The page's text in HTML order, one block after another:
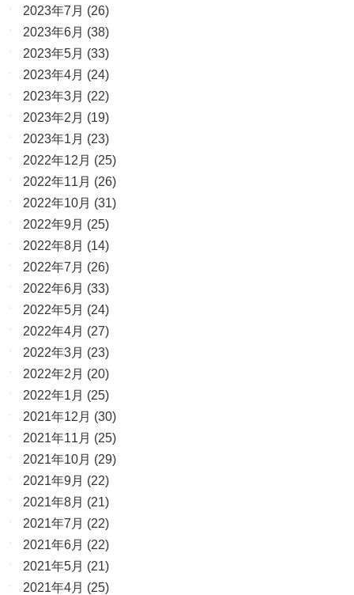
2023年7月 (26)
2023年6月 (38)
2023年5月 (33)
2023年4月 (24)
2023年3月 (22)
2023年2月 (19)
2023年1月 (23)
2022年12月 (25)
2022年11月 (26)
2022年10月 (31)
2022年9月 (25)
2022年8月 (14)
2022年7月 (26)
2022年6月 (33)
2022年5月 (24)
2022年4月 (27)
2022年3月 (23)
2022年2月 (20)
2022年1月 (25)
2021年12月 (30)
2021年11月 (25)
2021年10月 (29)
2021年9月 (22)
2021年8月 (21)
2021年7月 (22)
2021年6月 (22)
2021年5月 (21)
2021年4月 (25)